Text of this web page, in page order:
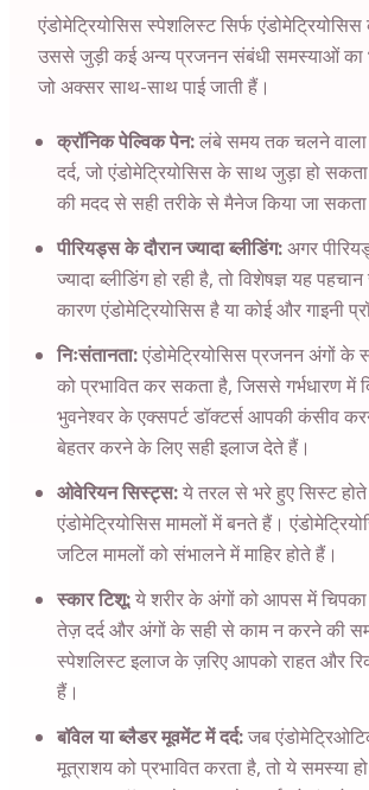
एंडोमेट्रियोसिस स्पेशलिस्ट सिर्फ एंडोमेट्रियोसिस
उससे जुड़ी कई अन्य प्रजनन संबंधी समस्याओं का
जो अक्सर साथ-साथ पाई जाती हैं।
क्रॉनिक पेल्विक पेन:लंबे समय तक चलने वाला
दर्द, जो एंडोमेट्रियोसिस के साथ जुड़ा हो
की मदद से सही तरीके से मैनेज किया जा
पीरियड्स के दौरान ज्यादा ब्लीडिंग:अगर
ज्यादा ब्लीडिंग हो रही है, तो विशेषज्ञ यह
कारण एंडोमेट्रियोसिस है या कोई और गाइनी
निःसंतानता:एंडोमेट्रियोसिस प्रजनन अंगों के
को प्रभावित कर सकता है, जिससे गर्भधारण में
भुवनेश्वर के एक्सपर्ट डॉक्टर्स आपकी कंसीव
बेहतर करने के लिए सही इलाज देते हैं।
ओवेरियन सिस्ट्स:ये तरल से भरे हुए सिस्ट होते
एंडोमेट्रियोसिस मामलों में बनते हैं।
जटिल मामलों को संभालने में माहिर होते हैं।
स्कार टिशू:ये शरीर के अंगों को आपस में
तेज़ दर्द और अंगों के सही से काम न करने की
स्पेशलिस्ट इलाज के ज़रिए आपको राहत और
हैं।
बॉवेल या ब्लैडर मूवमेंट में दर्द:जब
मूत्राशय को प्रभावित करता है, तो ये समस्या